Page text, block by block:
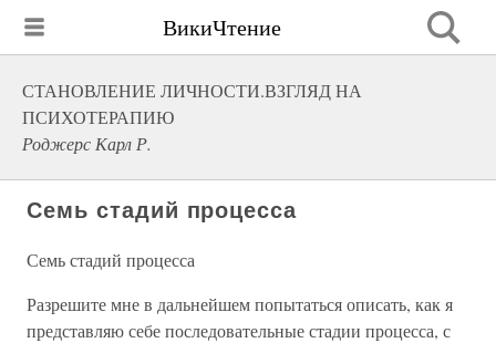
ВикиЧтение
СТАНОВЛЕНИЕ ЛИЧНОСТИ.ВЗГЛЯД НА
ПСИХОТЕРАПИЮ
Роджерс Карл Р.
Семь стадий процесса
Семь стадий процесса
Разрешите мне в дальнейшем попытаться описать, как я
представляю себе последовательные стадии процесса, с